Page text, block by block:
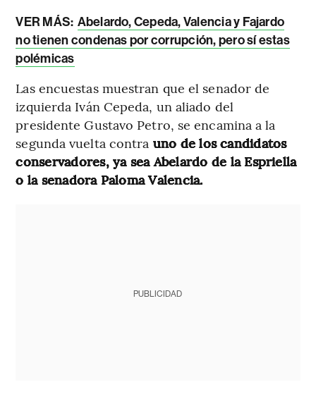
VER MÁS: Abelardo, Cepeda, Valencia y Fajardo
no tienen condenas por corrupción, pero sí estas
polémicas
Las encuestas muestran que el senador de
izquierda Iván Cepeda, un aliado del
presidente Gustavo Petro, se encamina a la
segunda vuelta contra uno de los candidatos
conservadores, ya sea Abelardo de la Espriella
o la senadora Paloma Valencia.
PUBLICIDAD